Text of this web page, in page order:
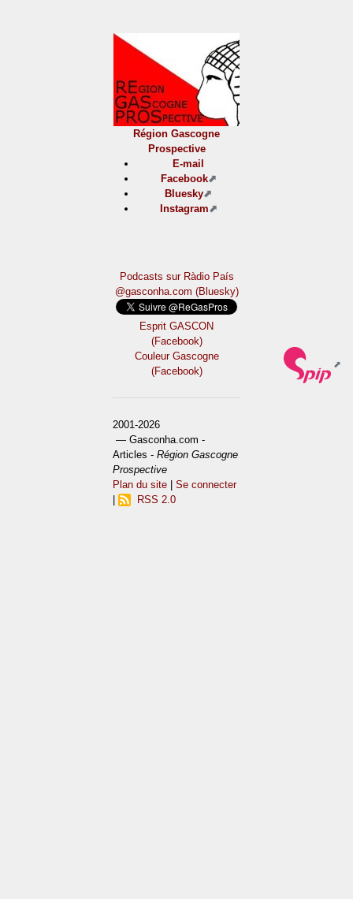
Région Gascogne
Prospective
E-mail
Facebook
Bluesky
Instagram
Podcasts sur Ràdio País
@gasconha.com (Bluesky)
Esprit GASCON
(Facebook)
Couleur Gascogne
(Facebook)
2001-2026
— Gasconha.com -
Articles -Région Gascogne
Prospective
Plan du site |Se connecter
RSS 2.0